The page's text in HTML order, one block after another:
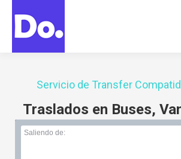
Servicio de Transfer
Traslados en Buses,
Saliendo de: